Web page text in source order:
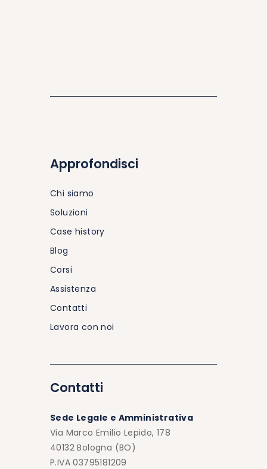
Approfondisci
Chi siamo
Soluzioni
Case history
Blog
Corsi
Assistenza
Contatti
Lavora con noi
Contatti
Sede Legale e Amministrativa
Via Marco Emilio Lepido, 178
40132 Bologna (BO)
P.IVA 03795181209